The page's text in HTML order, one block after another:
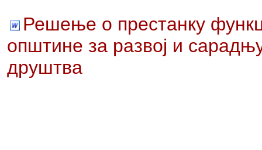
Решење о престанку
општине за развој и
друштва